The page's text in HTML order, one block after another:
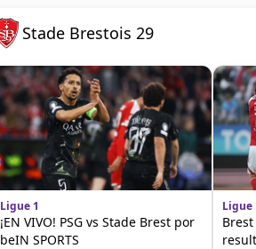
Stade Brestois 29
Ligue 1
¡EN VIVO! PSG vs Stade Brest por
beIN SPORTS
Ligue